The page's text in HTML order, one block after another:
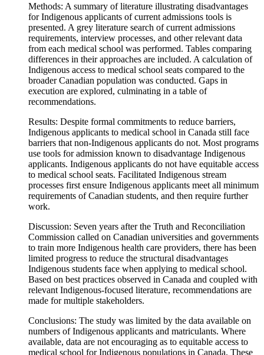
Methods: A summary of literature illustrating disadvantages
for Indigenous applicants of current admissions tools is
presented. A grey literature search of current admissions
requirements, interview processes, and other relevant data
from each medical school was performed. Tables comparing
differences in their approaches are included. A calculation of
Indigenous access to medical school seats compared to the
broader Canadian population was conducted. Gaps in
execution are explored, culminating in a table of
recommendations.
Results: Despite formal commitments to reduce barriers,
Indigenous applicants to medical school in Canada still face
barriers that non-Indigenous applicants do not. Most programs
use tools for admission known to disadvantage Indigenous
applicants. Indigenous applicants do not have equitable access
to medical school seats. Facilitated Indigenous stream
processes first ensure Indigenous applicants meet all minimum
requirements of Canadian students, and then require further
work.
Discussion: Seven years after the Truth and Reconciliation
Commission called on Canadian universities and governments
to train more Indigenous health care providers, there has been
limited progress to reduce the structural disadvantages
Indigenous students face when applying to medical school.
Based on best practices observed in Canada and coupled with
relevant Indigenous-focused literature, recommendations are
made for multiple stakeholders.
Conclusions: The study was limited by the data available on
numbers of Indigenous applicants and matriculants. Where
available, data are not encouraging as to equitable access to
medical school for Indigenous populations in Canada. These